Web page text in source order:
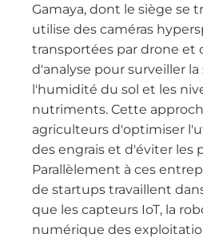
Gamaya, dont le siège se
utilise des caméras
transportées par drone et
d'analyse pour surveiller
l'humidité du sol et les
nutriments. Cette
agriculteurs d'optimiser
des engrais et d'éviter les
Parallèlement à ces
de startups travaillent
que les capteurs IoT, la
numérique des